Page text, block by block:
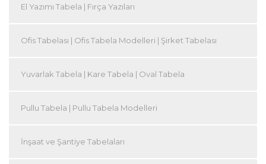
El Yazımı Tabela | Fırça Yazıları
Ofis Tabelası | Ofis Tabela Modelleri | Şirket Tabelası
Yuvarlak Tabela | Kare Tabela | Oval Tabela
Pullu Tabela | Pullu Tabela Modelleri
İnşaat ve Şantiye Tabelaları